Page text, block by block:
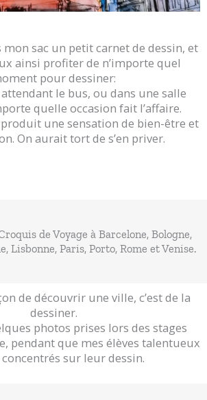
mon sac un petit carnet de dessin, et
ainsi profiter de n’importe quel
pour dessiner:
le bus, ou dans une salle
quelle occasion fait l’affaire.
une sensation de bien-être et
On aurait tort de s’en priver.
de Voyage à Barcelone, Bologne,
Lisbonne, Paris, Porto, Rome et Venise.
de découvrir une ville, c’est de la
dessiner.
photos prises lors des stages
pendant que mes élèves talentueux
sur leur dessin.